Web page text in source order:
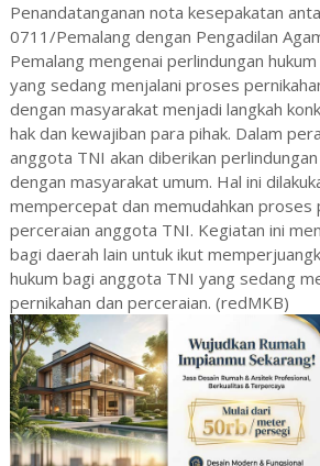
Penandatanganan nota kesepakatan
0711/Pemalang dengan Pengadilan
Pemalang mengenai perlindungan
yang sedang menjalani proses
dengan masyarakat menjadi langkah
hak dan kewajiban para pihak. Dalam
anggota TNI akan diberikan
dengan masyarakat umum. Hal ini
mempercepat dan memudahkan proses
perceraian anggota TNI. Kegiatan ini
bagi daerah lain untuk ikut
hukum bagi anggota TNI yang sedang
pernikahan dan perceraian. (redMKB)